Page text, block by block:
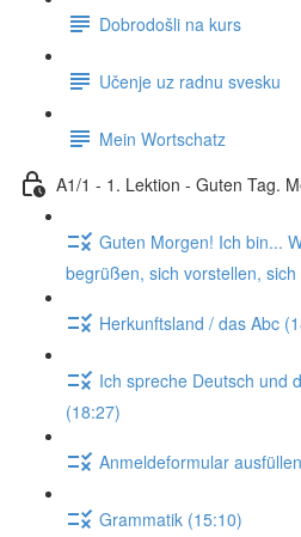
Dobrodošli na kurs
Učenje uz radnu svesku
Mein Wortschatz
A1/1 - 1. Lektion - Guten Tag.
Guten Morgen! Ich bin...
begrüßen, sich vorstellen,
Herkunftsland / das Abc
Ich spreche Deutsch und
(18:27)
Anmeldeformular
Grammatik (15:10)